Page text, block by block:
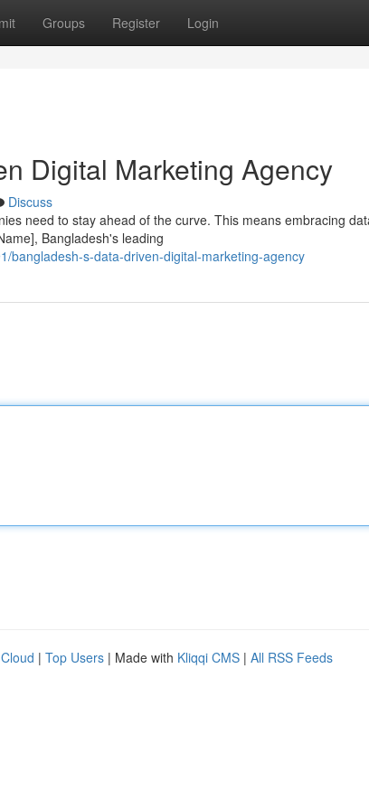
Groups Register Login
Digital Marketing Agency
Discuss
need to stay ahead of the curve. This means embracing
Bangladesh's leading
bangladesh-s-data-driven-digital-marketing-agency
| Top Users | Made with Kliqqi CMS | All RSS Feeds